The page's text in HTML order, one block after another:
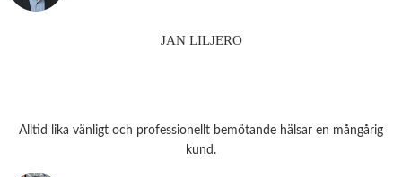
JAN LILJERO
Alltid lika vänligt och professionellt bemötande hälsar en mångårig
kund.